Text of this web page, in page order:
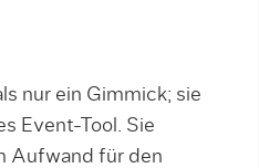
nur ein Gimmick; sie
Event-Tool. Sie
Aufwand für den